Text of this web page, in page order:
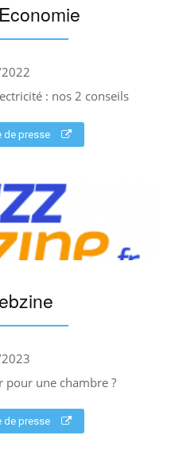
: nos 2 conseils
de presse
pour une chambre ?
de presse